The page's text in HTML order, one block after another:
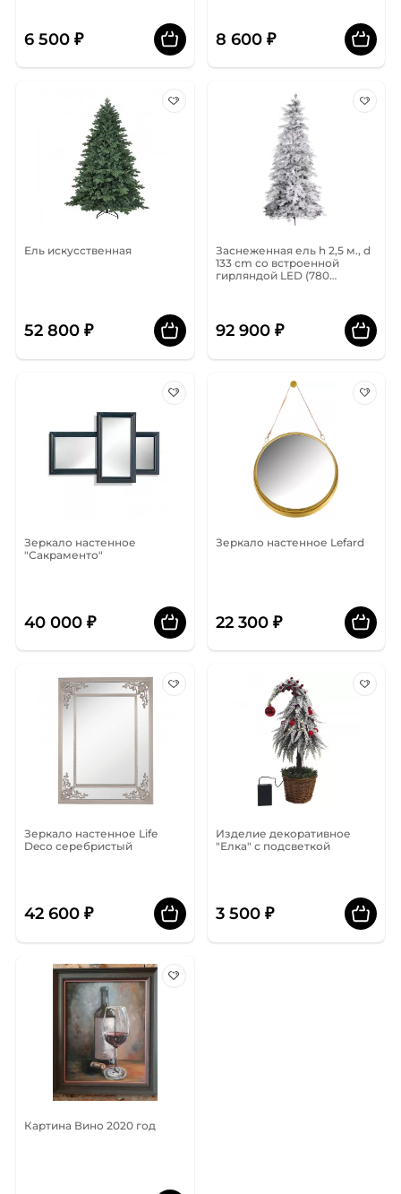
6 500 ₽ 8 600 ₽
Ель искусственная
52 800 ₽
Заснеженная ель h 2,5 м., d
133 cm со встроенной
гирляндой LED (780
92 900 ₽
Зеркало настенное
"Сакраменто"
40 000 ₽
Зеркало настенное Lefard
22 300 ₽
Зеркало настенное Life
Deco серебристый
42 600 ₽
Изделие декоративное
"Елка" с подсветкой
3 500 ₽
Картина Вино 2020 год